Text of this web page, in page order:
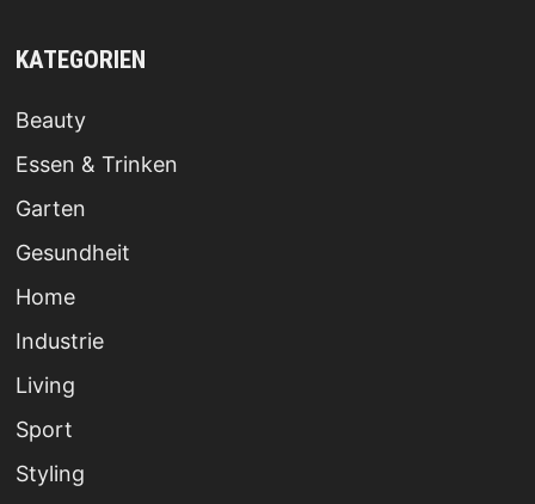
KATEGORIEN
Beauty
Essen & Trinken
Garten
Gesundheit
Home
Industrie
Living
Sport
Styling